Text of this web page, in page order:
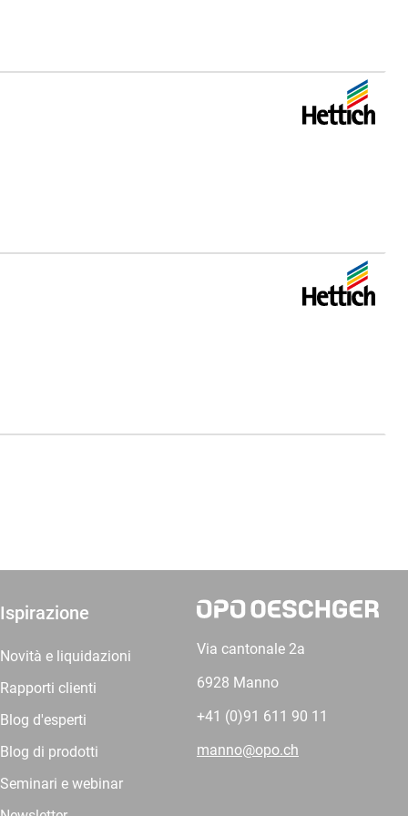
Ispirazione
Novità e liquidazioni
Rapporti clienti
Blog d'esperti
Blog di prodotti
Seminari e webinar
Via cantonale 2a
6928 Manno
+41 (0)91 611 90 11
manno@opo.ch